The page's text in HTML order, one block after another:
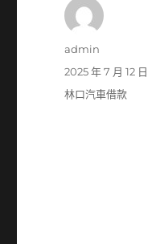
作
admin
發
佈
2025 年 7 月 12 日
分
林口汽車借款